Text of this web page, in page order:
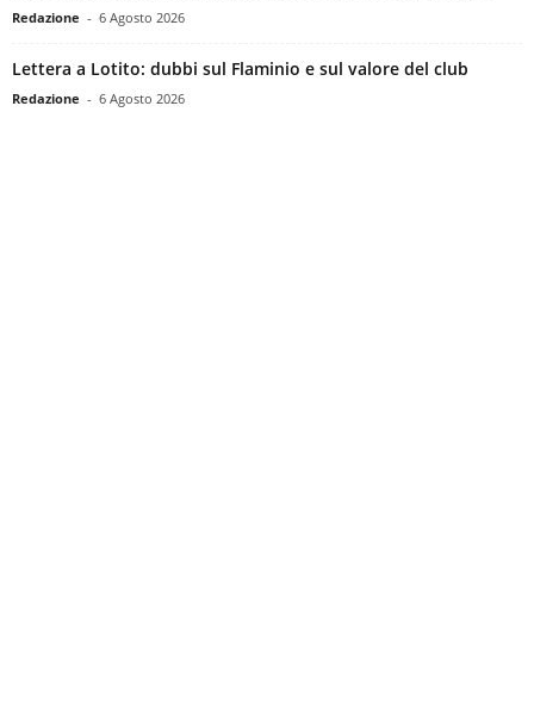
Redazione - 6 Agosto 2026
Lettera a Lotito: dubbi sul Flaminio e sul valore del club
Redazione - 6 Agosto 2026